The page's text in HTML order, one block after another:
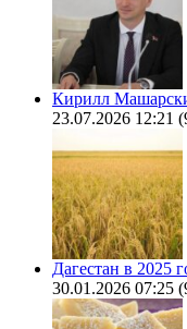
Кирилл
23.07.2026 12:21
Дагестан в 2025
30.01.2026 07:25